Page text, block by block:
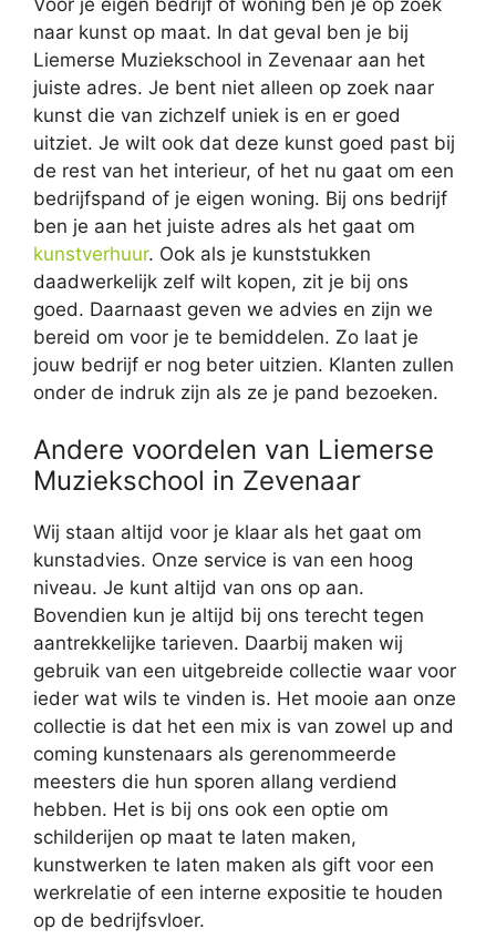
naar kunst op maat. In dat geval ben je bij
Liemerse Muziekschool in Zevenaar aan het
juiste adres. Je bent niet alleen op zoek naar
kunst die van zichzelf uniek is en er goed
uitziet. Je wilt ook dat deze kunst goed past bij
de rest van het interieur, of het nu gaat om een
bedrijfspand of je eigen woning. Bij ons bedrijf
ben je aan het juiste adres als het gaat om
kunstverhuur. Ook als je kunststukken
daadwerkelijk zelf wilt kopen, zit je bij ons
goed. Daarnaast geven we advies en zijn we
bereid om voor je te bemiddelen. Zo laat je
jouw bedrijf er nog beter uitzien. Klanten zullen
onder de indruk zijn als ze je pand bezoeken.
Andere voordelen van Liemerse
Muziekschool in Zevenaar
Wij staan altijd voor je klaar als het gaat om
kunstadvies. Onze service is van een hoog
niveau. Je kunt altijd van ons op aan.
Bovendien kun je altijd bij ons terecht tegen
aantrekkelijke tarieven. Daarbij maken wij
gebruik van een uitgebreide collectie waar voor
ieder wat wils te vinden is. Het mooie aan onze
collectie is dat het een mix is van zowel up and
coming kunstenaars als gerenommeerde
meesters die hun sporen allang verdiend
hebben. Het is bij ons ook een optie om
schilderijen op maat te laten maken,
kunstwerken te laten maken als gift voor een
werkrelatie of een interne expositie te houden
op de bedrijfsvloer.